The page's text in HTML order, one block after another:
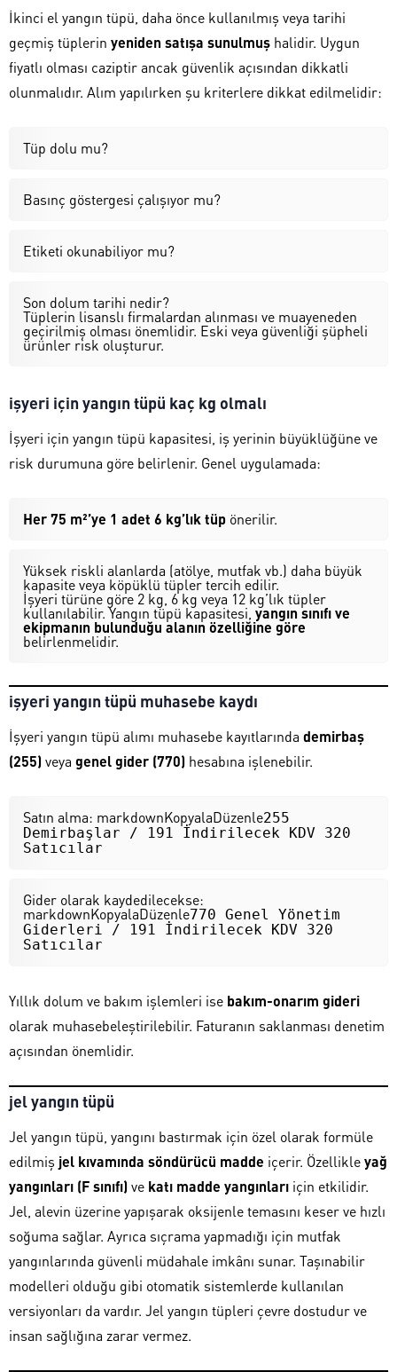
İkinci el yangın tüpü, daha önce kullanılmış veya tarihi
geçmiş tüplerin yeniden satışa sunulmuş halidir. Uygun
fiyatlı olması caziptir ancak güvenlik açısından dikkatli
olunmalıdır. Alım yapılırken şu kriterlere dikkat edilmelidir:
Tüp dolu mu?
Basınç göstergesi çalışıyor mu?
Etiketi okunabiliyor mu?
Son dolum tarihi nedir?
Tüplerin lisanslı firmalardan alınması ve muayeneden
geçirilmiş olması önemlidir. Eski veya güvenliği şüpheli
ürünler risk oluşturur.
işyeri için yangın tüpü kaç kg olmalı
İşyeri için yangın tüpü kapasitesi, iş yerinin büyüklüğüne ve
risk durumuna göre belirlenir. Genel uygulamada:
Her 75 m²’ye 1 adet 6 kg’lık tüp önerilir.
Yüksek riskli alanlarda (atölye, mutfak vb.) daha büyük
kapasite veya köpüklü tüpler tercih edilir.
İşyeri türüne göre 2 kg, 6 kg veya 12 kg’lık tüpler
kullanılabilir. Yangın tüpü kapasitesi, yangın sınıfı ve
ekipmanın bulunduğu alanın özelliğine göre
belirlenmelidir.
işyeri yangın tüpü muhasebe kaydı
İşyeri yangın tüpü alımı muhasebe kayıtlarında demirbaş
(255) veya genel gider (770) hesabına işlenebilir.
Satın alma: markdownKopyalaDüzenle255
Demirbaşlar / 191 İndirilecek KDV 320
Satıcılar
Gider olarak kaydedilecekse:
markdownKopyalaDüzenle770 Genel Yönetim
Giderleri / 191 İndirilecek KDV 320
Satıcılar
Yıllık dolum ve bakım işlemleri ise bakım-onarım gideri
olarak muhasebeleştirilebilir. Faturanın saklanması denetim
açısından önemlidir.
jel yangın tüpü
Jel yangın tüpü, yangını bastırmak için özel olarak formüle
edilmiş jel kıvamında söndürücü madde içerir. Özellikleyağ
yangınları (F sınıfı) ve katı madde yangınları için etkilidir.
Jel, alevin üzerine yapışarak oksijenle temasını keser ve hızlı
soğuma sağlar. Ayrıca sıçrama yapmadığı için mutfak
yangınlarında güvenli müdahale imkânı sunar. Taşınabilir
modelleri olduğu gibi otomatik sistemlerde kullanılan
versiyonları da vardır. Jel yangın tüpleri çevre dostudur ve
insan sağlığına zarar vermez.